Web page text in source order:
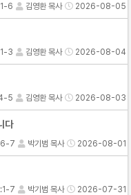
6 김영환 목사 2026-08-05
3 김영환 목사 2026-08-04
5 김영환 목사 2026-08-03
다
7 박기범 목사 2026-08-01
7 박기범 목사 2026-07-31